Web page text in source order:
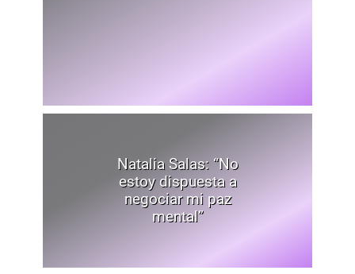
Natalia Salas: “No
estoy dispuesta a
negociar mi paz
mental”